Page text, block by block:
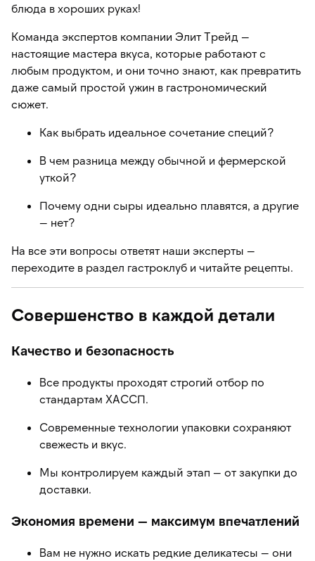
блюда в хороших руках!
Команда экспертов компании Элит Трейд —
настоящие мастера вкуса, которые работают с
любым продуктом, и они точно знают, как превратить
даже самый простой ужин в гастрономический
сюжет.
Как выбрать идеальное сочетание специй?
В чем разница между обычной и фермерской
уткой?
Почему одни сыры идеально плавятся, а другие
— нет?
На все эти вопросы ответят наши эксперты —
переходите в раздел гастроклуб и читайте рецепты.
Совершенство в каждой детали
Качество и безопасность
Все продукты проходят строгий отбор по
стандартам ХАССП.
Современные технологии упаковки сохраняют
свежесть и вкус.
Мы контролируем каждый этап — от закупки до
доставки.
Экономия времени — максимум впечатлений
Вам не нужно искать редкие деликатесы — они